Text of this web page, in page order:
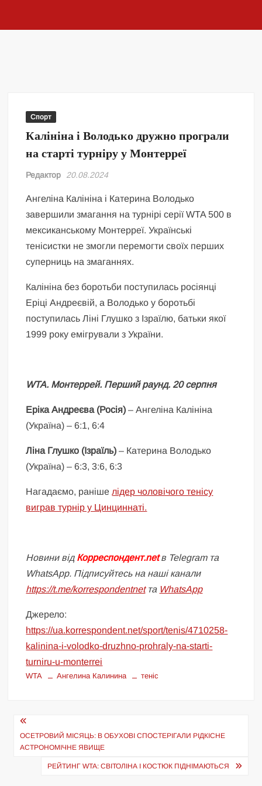
Спорт
Калініна і Володько дружно програли
на старті турніру у Монтерреї
Редактор 20.08.2024
Ангеліна Калініна і Катерина Володько
завершили змагання на турнірі серії WTA 500 в
мексиканському Монтерреї. Українські
тенісистки не змогли перемогти своїх перших
суперниць на змаганнях.
Калініна без боротьби поступилась росіянці
Еріці Андреєвій, а Володько у боротьбі
поступилась Ліні Глушко з Ізраїлю, батьки якої
1999 року емігрували з України.
WTA. Монтеррей. Перший раунд. 20 серпня
Еріка Андреєва (Росія) – Ангеліна Калініна
(Україна) – 6:1, 6:4
Ліна Глушко (Ізраїль) – Катерина Володько
(Україна) – 6:3, 3:6, 6:3
Нагадаємо, раніше лідер чоловічого тенісу
виграв турнір у Цинциннаті.
Новини відКорреспондент.netв Telegram та
WhatsApp. Підписуйтесь на наші канали
https://t.me/korrespondentnetта WhatsApp
Джерело:
https://ua.korrespondent.net/sport/tenis/4710258-
kalinina-i-volodko-druzhno-prohraly-na-starti-
turniru-u-monterrei
WTA Ангелина Калинина теніс
Навігація
записів
ОСЕТРОВИЙ МІСЯЦЬ: В ОБУХОВІ СПОСТЕРІГАЛИ РІДКІСНЕ
АСТРОНОМІЧНЕ ЯВИЩЕ
РЕЙТИНГ WTA: СВІТОЛІНА І КОСТЮК ПІДНІМАЮТЬСЯ